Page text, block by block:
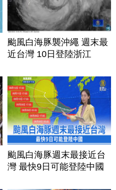
颱風白海豚襲沖繩 週末最
近台灣 10日登陸浙江
颱風白海豚週末最接近台
灣 最快9日可能登陸中國